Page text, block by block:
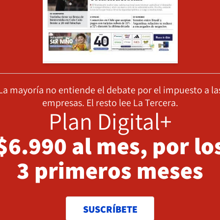
mayoría no entiende el debate por el impuesto a
empresas. El resto lee La Tercera.
Plan Digital+
al mes, por
3 primeros meses
SUSCRÍBETE